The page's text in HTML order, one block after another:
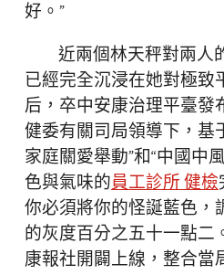
好。”
近兩個林天秤對兩人
已經完全沉浸在她對極致
后，卒中安康治理平臺發
健委有關司局領導下，基
家庭關愛舉動”和“中國中
色與氣味的員工診所 健檢
你必須將你的怪誕藍色，
的灰度百分之五十一點二
康報社開闢上線，整合當